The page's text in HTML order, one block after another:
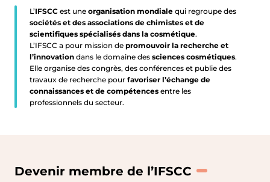
scientifique
Développer
communauté
d’experts
Gouvernance
histoire
JOURNAL
L’IFSCC est une organisation mondiale qui regroupe des
sociétés et des associations de chimistes et de
scientifiques spécialisés dans la cosmétique.
L’IFSCC a pour mission de promouvoir la recherche et
l’innovation dans le domaine des sciences cosmétiques.
Elle organise des congrès, des conférences et publie des
travaux de recherche pour favoriser l’échange de
connaissances et de compétences entre les
professionnels du secteur.
Devenir membre de l’IFSCC